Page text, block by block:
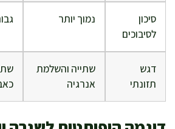
סיכון
לסיבוכים
נמוך יותר
דגש
תזונתי
שתייה והשלמת
אנרגיה